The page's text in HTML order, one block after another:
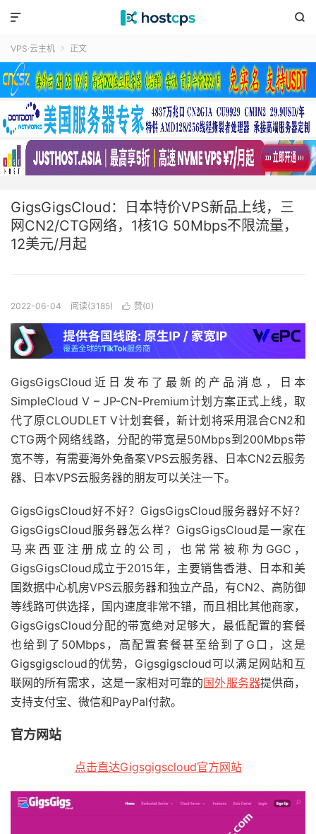


VPS·云主机  正文
GigsGigsCloud：日本特价VPS新品上线，三
网CN2/CTG网络，1核1G 50Mbps不限流量，
12美元/月起
2022-06-04 阅读(3185)  赞(0)
GigsGigsCloud近日发布了最新的产品消息，日本
SimpleCloud V – JP-CN-Premium计划方案正式上线，取
代了原CLOUDLET V计划套餐，新计划将采用混合CN2和
CTG两个网络线路，分配的带宽是50Mbps到200Mbps带
宽不等，有需要海外免备案VPS云服务器、日本CN2云服务
器、日本VPS云服务器的朋友可以关注一下。
GigsGigsCloud好不好？GigsGigsCloud服务器好不好？
GigsGigsCloud服务器怎么样？GigsGigsCloud是一家在
马来西亚注册成立的公司，也常常被称为GGC，
GigsGigsCloud成立于2015年，主要销售香港、日本和美
国数据中心机房VPS云服务器和独立产品，有CN2、高防御
等线路可供选择，国内速度非常不错，而且相比其他商家，
GigsGigsCloud分配的带宽绝对足够大，最低配置的套餐
也给到了50Mbps，高配置套餐甚至给到了G口，这是
Gigsgigscloud的优势，Gigsgigscloud可以满足网站和互
联网的所有需求，这是一家相对可靠的国外服务器提供商，
支持支付宝、微信和PayPal付款。
官方网站
点击直达Gigsgigscloud官方网站